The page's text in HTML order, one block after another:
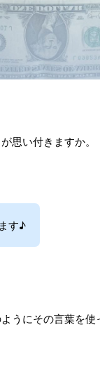
思い付きますか。
す♪
うにその言葉を